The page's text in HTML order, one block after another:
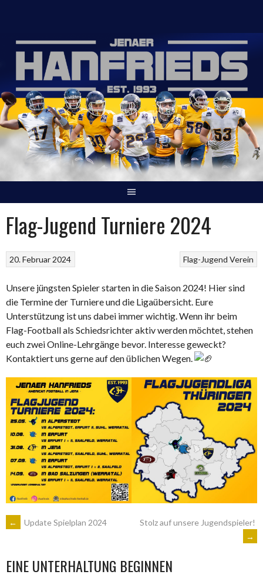
Flag-Jugend Turniere 2024
Flag-Jugend Verein
20. Februar 2024
Unsere jüngsten Spieler starten in die Saison 2024! Hier sind
die Termine der Turniere und die Ligaübersicht. Eure
Unterstützung ist uns dabei immer wichtig. Wenn ihr beim
Flag-Football als Schiedsrichter aktiv werden möchtet, stehen
euch zwei Online-Lehrgänge bevor. Interesse geweckt?
Kontaktiert uns gerne auf den üblichen Wegen.
ARTIKEL-
NAVIGATION
← Update Spielplan 2024
Stolz auf unsere Jugendspieler!
→
EINE UNTERHALTUNG BEGINNEN